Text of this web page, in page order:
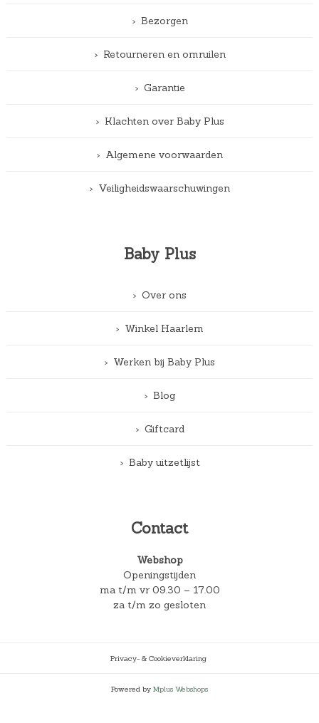
Bezorgen
Retourneren en omruilen
Garantie
Klachten over Baby Plus
Algemene voorwaarden
Veiligheidswaarschuwingen
Baby Plus
Over ons
Winkel Haarlem
Werken bij Baby Plus
Blog
Giftcard
Baby uitzetlijst
Contact
Webshop
Openingstijden
ma t/m vr 09.30 – 17.00
za t/m zo gesloten
Privacy- & Cookieverklaring
Powered by Mplus Webshops